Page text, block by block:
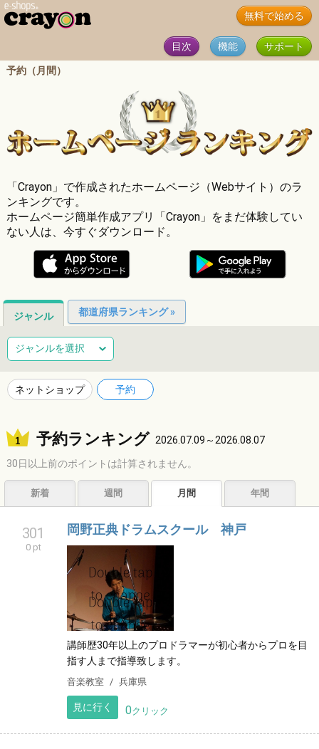
無料で始める
目次 機能
サポート
予約（月間）
「Crayon」で作成されたホームページ（Webサイト）のラ
ンキングです。
ホームページ簡単作成アプリ「Crayon」をまだ体験してい
ない人は、今すぐダウンロード。
ジャンル 都道府県ランキング »
総合 健康
ネイルサロン エステサロン
ショッピング グルメ 居酒屋 ビジネス
サービス 子育て 福祉
エンタメ アーティスト クリエイター その他
ジャンルを選択
ネットショップ 予約
予約ランキング 2026.07.09～2026.08.07
30日以上前のポイントは計算されません。
新着 週間 月間 年間
301
0 pt
岡野正典ドラムスクール 神戸
講師歴30年以上のプロドラマーが初心者からプロを目
指す人まで指導致します。
音楽教室 兵庫県
見に行く 0クリック